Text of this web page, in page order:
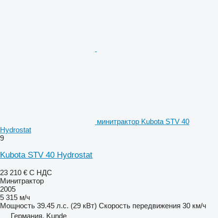
минитрактор Kubota STV 40
Hydrostat
9
Kubota STV 40 Hydrostat
23 210 € С НДС
Минитрактор
2005
5 315 м/ч
Мощность 39.45 л.с. (29 кВт) Скорость передвижения 30 км/ч
Германия, Kunde